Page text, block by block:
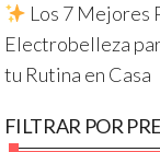
Los 7 Mejores
Electrobelleza
tu Rutina en Casa
FILTRAR POR